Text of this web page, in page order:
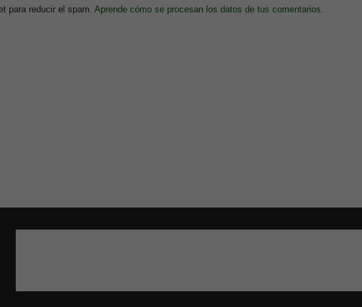
para reducir el spam. Aprende cómo se procesan los datos de tus comentarios.